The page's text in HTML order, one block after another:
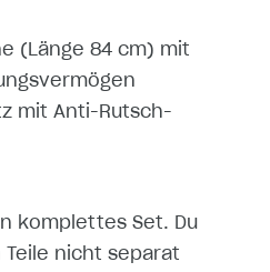
(Länge 84 cm) mit
mit Anti-Rutsch-
komplettes Set. Du
nicht separat